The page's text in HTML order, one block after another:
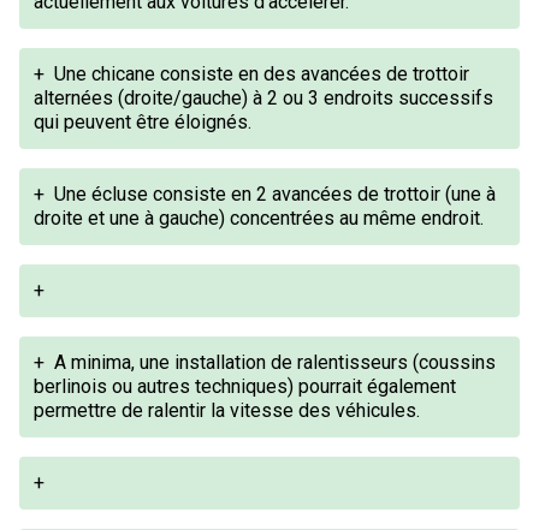
+ Une chicane consiste en des avancées de trottoir
alternées (droite/gauche) à 2 ou 3 endroits successifs
qui peuvent être éloignés.
+ Une écluse consiste en 2 avancées de trottoir (une à
droite et une à gauche) concentrées au même endroit.
+
+ A minima, une installation de ralentisseurs (coussins
berlinois ou autres techniques) pourrait également
permettre de ralentir la vitesse des véhicules.
+